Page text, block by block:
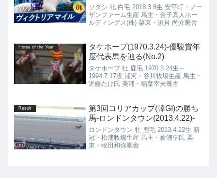
ソダシ 牝 白毛 2018.3.8生 安平町・ノー
ザンファーム生産 馬主・金子真人ホー
ルディングス(株) 栗東・須貝 尚介厩舎
Horse of the Year
タケホープ(1970.3.24)-優駿賞年
度代表馬を辿る(No.2)-
タケホープ 牡 鹿毛 1970.3.24生～
1994.7.17没 浦河・谷川牧場生産 馬主・
近藤たけ氏 美浦・稲葉幸夫厩舎
Result
第3回コリアカップ(韓GI)の勝ち
馬-ロンドンタウン(2013.4.22)-
ロンドンタウン 牡 鹿毛 2013.4.22生 新
冠・松浦牧場生産 馬主・薪浦亨氏 栗
東・牧田和弥厩舎